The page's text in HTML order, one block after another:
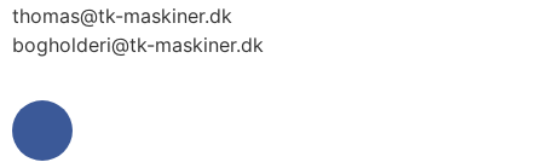
thomas@tk-maskiner.dk
bogholderi@tk-maskiner.dk